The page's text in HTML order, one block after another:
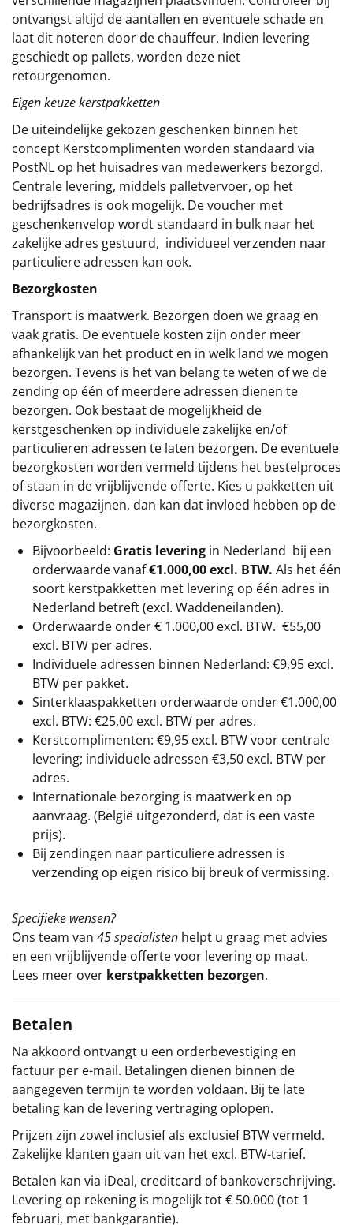
ontvangst altijd de aantallen en eventuele schade en
laat dit noteren door de chauffeur. Indien levering
geschiedt op pallets, worden deze niet
retourgenomen.
Eigen keuze kerstpakketten
De uiteindelijke gekozen geschenken binnen het
concept Kerstcomplimenten worden standaard via
PostNL op het huisadres van medewerkers bezorgd.
Centrale levering, middels palletvervoer, op het
bedrijfsadres is ook mogelijk. De voucher met
geschenkenvelop wordt standaard in bulk naar het
zakelijke adres gestuurd, individueel verzenden naar
particuliere adressen kan ook.
Bezorgkosten
Transport is maatwerk. Bezorgen doen we graag en
vaak gratis. De eventuele kosten zijn onder meer
afhankelijk van het product en in welk land we mogen
bezorgen. Tevens is het van belang te weten of we de
zending op één of meerdere adressen dienen te
bezorgen. Ook bestaat de mogelijkheid de
kerstgeschenken op individuele zakelijke en/of
particulieren adressen te laten bezorgen. De eventuele
bezorgkosten worden vermeld tijdens het bestelproces
of staan in de vrijblijvende offerte. Kies u pakketten uit
diverse magazijnen, dan kan dat invloed hebben op de
bezorgkosten.
Bijvoorbeeld: Gratis levering in Nederland bij een
orderwaarde vanaf€1.000,00 excl. BTW. Als het één
soort kerstpakketten met levering op één adres in
Nederland betreft (excl. Waddeneilanden).
Orderwaarde onder € 1.000,00 excl. BTW. €55,00
excl. BTW per adres.
Individuele adressen binnen Nederland: €9,95 excl.
BTW per pakket.
Sinterklaaspakketten orderwaarde onder €1.000,00
excl. BTW: €25,00 excl. BTW per adres.
Kerstcomplimenten: €9,95 excl. BTW voor centrale
levering; individuele adressen €3,50 excl. BTW per
adres.
Internationale bezorging is maatwerk en op
aanvraag. (België uitgezonderd, dat is een vaste
prijs).
Bij zendingen naar particuliere adressen is
verzending op eigen risico bij breuk of vermissing.
Specifieke wensen?
Ons team van 45 specialisten helpt u graag met advies
en een vrijblijvende offerte voor levering op maat.
Lees meer over kerstpakketten bezorgen.
Betalen
Na akkoord ontvangt u een orderbevestiging en
factuur per e-mail. Betalingen dienen binnen de
aangegeven termijn te worden voldaan. Bij te late
betaling kan de levering vertraging oplopen.
Prijzen zijn zowel inclusief als exclusief BTW vermeld.
Zakelijke klanten gaan uit van het excl. BTW-tarief.
Betalen kan via iDeal, creditcard of bankoverschrijving.
Levering op rekening is mogelijk tot € 50.000 (tot 1
februari, met bankgarantie).